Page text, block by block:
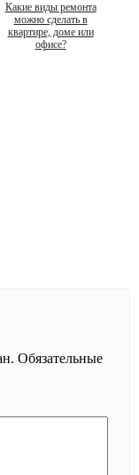
Какие виды ремонта
можно сделать в
квартире, доме или
офисе?
Обязательные